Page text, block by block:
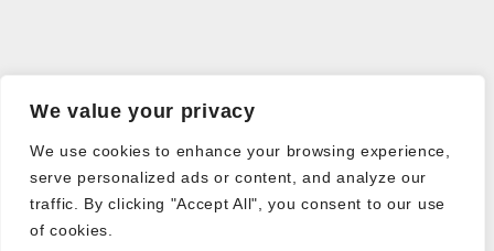
We value your privacy
We use cookies to enhance your browsing experience,
serve personalized ads or content, and analyze our
traffic. By clicking "Accept All", you consent to our use
of cookies.